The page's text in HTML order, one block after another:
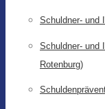
Schuldner- und
Schuldner- und
Rotenburg)